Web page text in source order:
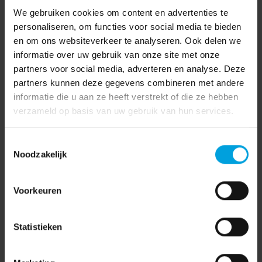
We gebruiken cookies om content en advertenties te
personaliseren, om functies voor social media te bieden
en om ons websiteverkeer te analyseren. Ook delen we
informatie over uw gebruik van onze site met onze
partners voor social media, adverteren en analyse. Deze
partners kunnen deze gegevens combineren met andere
informatie die u aan ze heeft verstrekt of die ze hebben
verzameld op basis van uw gebruik van hun services.
Noodzakelijk
Voorkeuren
Statistieken